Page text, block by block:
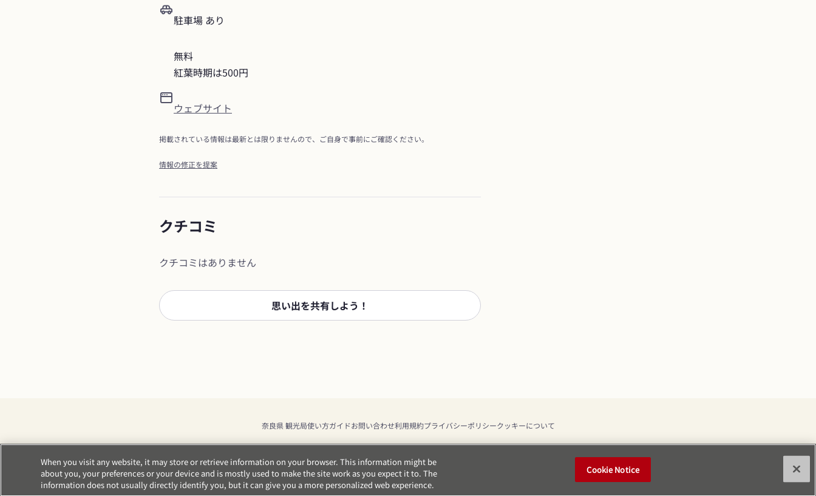
駐車場 あり
無料
紅葉時期は500円
ウェブサイト
掲載されている情報は最新とは限りませんので、ご自身で事前にご確認ください。
情報の修正を提案
クチコミ
クチコミはありません
思い出を共有しよう！
奈良県 観光局使い方ガイドお問い合わせ利用規約プライバシーポリシークッキーについて
When you visit any website, it may store or retrieve information on your browser. This information might be
about you, your preferences or your device and is mostly used to make the site work as you expect it to. The
information does not usually directly identify you, but it can give you a more personalized web experience.
Cookie Notice